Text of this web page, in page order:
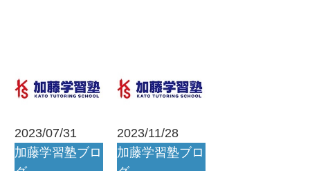
2023/07/31
加藤学習塾ブロ
2023/11/28
加藤学習塾ブロ